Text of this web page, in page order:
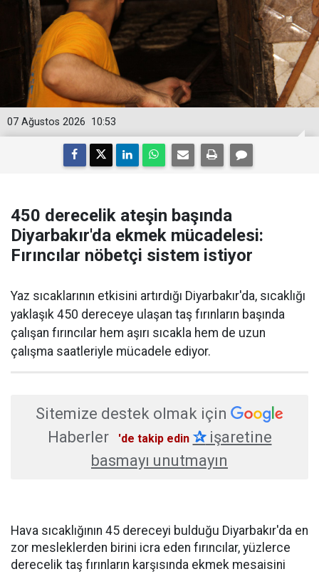
10:53
07 Ağustos 2026
450 derecelik ateşin başında
Diyarbakır'da ekmek mücadelesi:
Fırıncılar nöbetçi sistem istiyor
Yaz sıcaklarının etkisini artırdığı Diyarbakır'da, sıcaklığı
yaklaşık 450 dereceye ulaşan taş fırınların başında
çalışan fırıncılar hem aşırı sıcakla hem de uzun
çalışma saatleriyle mücadele ediyor.
Sitemize destek olmak için
Haberler
'de takip edin ✰işaretine
basmayı unutmayın
Hava sıcaklığının 45 dereceyi bulduğu Diyarbakır'da en
zor mesleklerden birini icra eden fırıncılar, yüzlerce
derecelik taş fırınların karşısında ekmek mesaisini